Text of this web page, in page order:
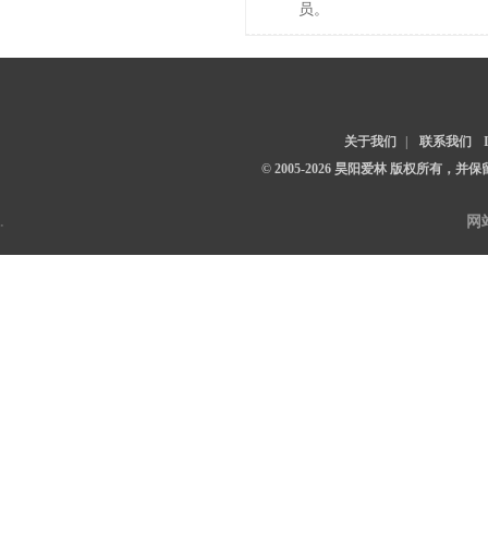
员。
关于我们 联系我们
© 2005-2026 昊阳爱林 版权所有，并保
. 网